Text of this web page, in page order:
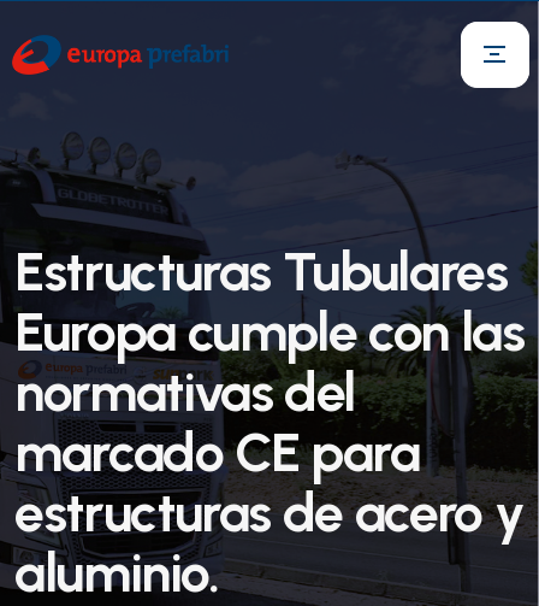
Estructuras Tubulares
Europa cumple con las
normativas del
marcado CE para
estructuras de acero y
aluminio.